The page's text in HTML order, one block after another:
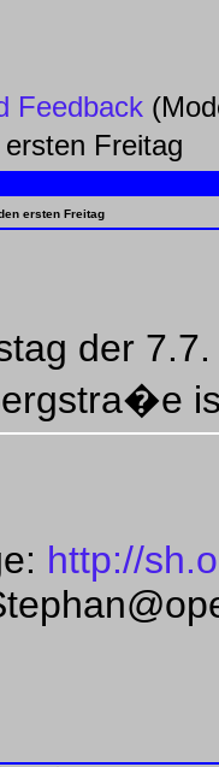
Feedback
Freitag
ersten Freitag
der
http://